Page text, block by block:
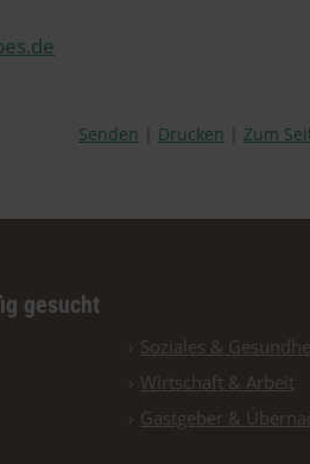
Senden Drucken Zum
gesucht
Soziales &
Wirtschaft & Arbeit
Gastgeber &